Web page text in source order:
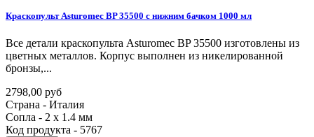
Краскопульт Asturomec BP 35500 с нижним бачком 1000 мл
Все детали краскопульта Asturomec BP 35500 изготовлены из
цветных металлов. Корпус выполнен из никелированной
бронзы,...
2798,00 руб
Страна - Италия
Сопла - 2 x 1.4 мм
Код продукта - 5767